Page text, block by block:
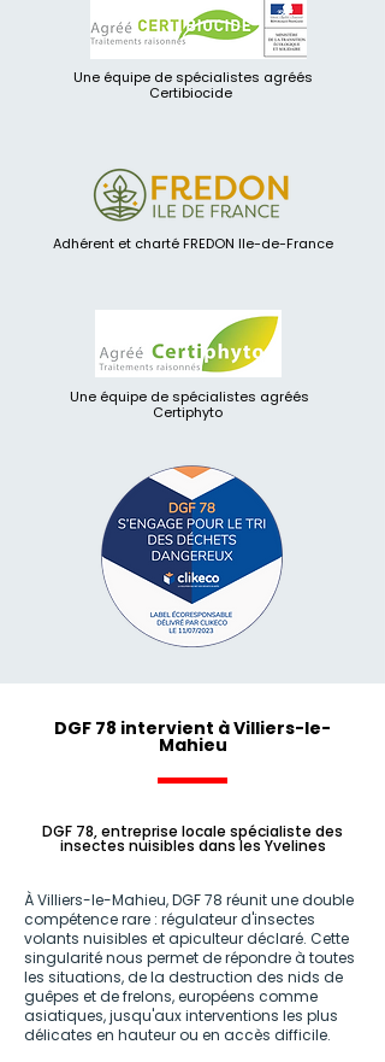
Une équipe de spécialistes agréés
Certibiocide
Adhérent et charté FREDON Ile-de-France
Une équipe de spécialistes agréés
Certiphyto
DGF 78 intervient à Villiers-le-
Mahieu
DGF 78, entreprise locale spécialiste des
insectes nuisibles dans les Yvelines
À Villiers-le-Mahieu, DGF 78 réunit une double
compétence rare : régulateur d'insectes
volants nuisibles et apiculteur déclaré. Cette
singularité nous permet de répondre à toutes
les situations, de la destruction des nids de
guêpes et de frelons, européens comme
asiatiques, jusqu'aux interventions les plus
délicates en hauteur ou en accès difficile.